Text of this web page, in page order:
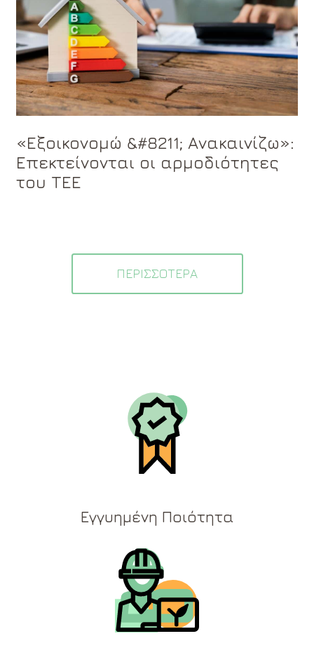
«Εξοικονομώ &#8211; Ανακαινίζω»:
Επεκτείνονται οι αρμοδιότητες
του ΤΕΕ
ΠΕΡΙΣΣΟΤΕΡΑ
Εγγυημένη Ποιότητα